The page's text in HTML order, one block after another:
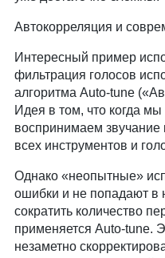
Автокорреляция и
Интересный пример
фильтрация голосов
алгоритма Auto-tune
Идея в том, что когда
воспринимаем звучание
всех инструментов и
Однако «неопытные»
ошибки и не попадают в
сократить количество
применяется Auto-tune.
незаметно